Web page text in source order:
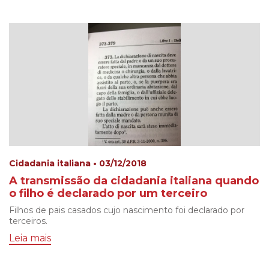
Cidadania italiana • 03/12/2018
A transmissão da cidadania italiana quando
o filho é declarado por um terceiro
Filhos de pais casados cujo nascimento foi declarado por
terceiros.
Leia mais